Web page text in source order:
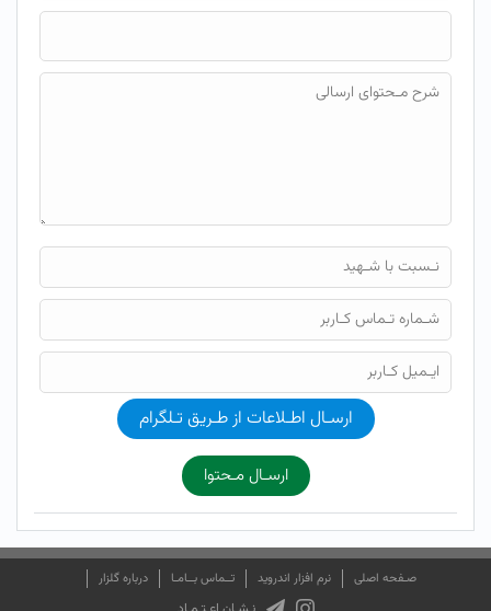
فایل محتوای ارسالی
ارسـال اطـلاعات از طـریق تـلگرام
ارسـال مـحتوا
صـفحه اصلی نرم افزار اندروید تــماس بــامـا درباره گلزار